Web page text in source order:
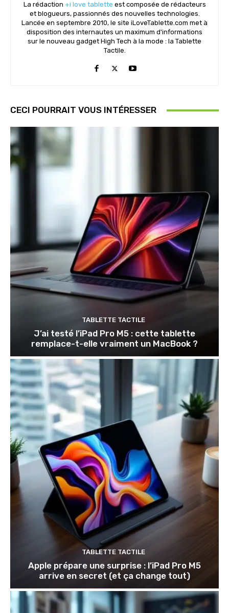
La rédaction +i love tablette est composée de rédacteurs
et blogueurs, passionnés des nouvelles technologies.
Lancée en septembre 2010, le site iLoveTablette.com met à
disposition des internautes un maximum d'informations
sur le nouveau gadget High Tech à la mode : la Tablette
Tactile.
CECI POURRAIT VOUS INTÉRESSER
TABLETTE TACTILE
J’ai testé l’iPad Pro M5 : cette tablette
remplace-t-elle vraiment un MacBook ?
TABLETTE TACTILE
Apple prépare une surprise : l’iPad Pro M5
arrive en secret (et ça change tout)